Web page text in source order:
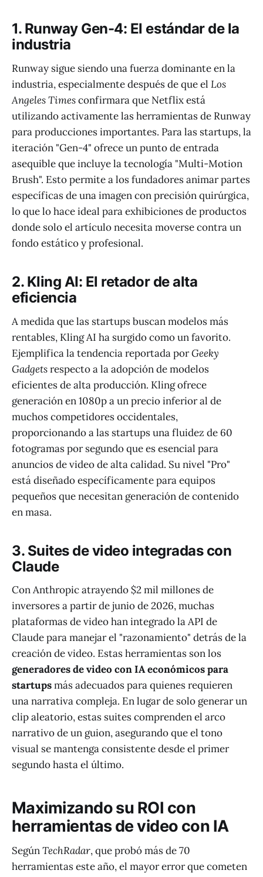
1. Runway Gen-4: El estándar de la
industria
Runway sigue siendo una fuerza dominante en la
industria, especialmente después de que el Los
Angeles Timesconfirmara que Netflix está
utilizando activamente las herramientas de Runway
para producciones importantes. Para las startups, la
iteración "Gen-4" ofrece un punto de entrada
asequible que incluye la tecnología "Multi-Motion
Brush". Esto permite a los fundadores animar partes
específicas de una imagen con precisión quirúrgica,
lo que lo hace ideal para exhibiciones de productos
donde solo el artículo necesita moverse contra un
fondo estático y profesional.
2. Kling AI: El retador de alta
eficiencia
A medida que las startups buscan modelos más
rentables, Kling AI ha surgido como un favorito.
Ejemplifica la tendencia reportada porGeeky
Gadgetsrespecto a la adopción de modelos
eficientes de alta producción. Kling ofrece
generación en 1080p a un precio inferior al de
muchos competidores occidentales,
proporcionando a las startups una fluidez de 60
fotogramas por segundo que es esencial para
anuncios de video de alta calidad. Su nivel "Pro"
está diseñado específicamente para equipos
pequeños que necesitan generación de contenido
en masa.
3. Suites de video integradas con
Claude
Con Anthropic atrayendo $2 mil millones de
inversores a partir de junio de 2026, muchas
plataformas de video han integrado la API de
Claude para manejar el "razonamiento" detrás de la
creación de video. Estas herramientas son los
generadores de video con IA económicos para
startupsmás adecuados para quienes requieren
una narrativa compleja. En lugar de solo generar un
clip aleatorio, estas suites comprenden el arco
narrativo de un guion, asegurando que el tono
visual se mantenga consistente desde el primer
segundo hasta el último.
Maximizando su ROI con
herramientas de video con IA
SegúnTechRadar, que probó más de 70
herramientas este año, el mayor error que cometen